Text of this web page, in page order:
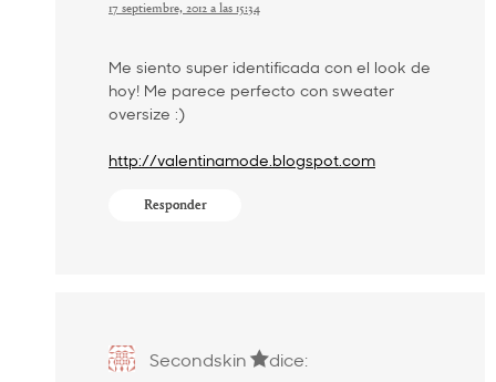
17 septiembre, 2012 a las 15:34
Me siento super identificada con el look de
hoy! Me parece perfecto con sweater
oversize :)
http://valentinamode.blogspot.com
Responder
Secondskin dice: